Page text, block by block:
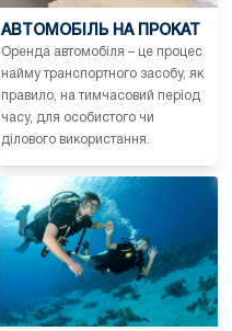
АВТОМОБІЛЬ НА ПРОКАТ
Оренда автомобіля – це процес
найму транспортного засобу, як
правило, на тимчасовий період
часу, для особистого чи
ділового використання.